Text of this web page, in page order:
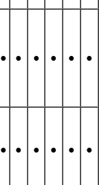
● ● ● ● ● ●
● ● ● ● ● ●